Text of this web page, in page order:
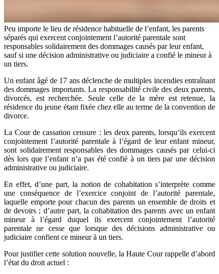
Peu importe le lieu de résidence habituelle de l’enfant, les parents
séparés qui exercent conjointement l’autorité parentale sont
responsables solidairement des dommages causés par leur enfant,
sauf si une décision administrative ou judiciaire a confié le mineur à
un tiers.
Un enfant âgé de 17 ans déclenche de multiples incendies entraînant
des dommages importants. La responsabilité civile des deux parents,
divorcés, est recherchée. Seule celle de la mère est retenue, la
résidence du jeune étant fixée chez elle au terme de la convention de
divorce.
La Cour de cassation censure : les deux parents, lorsqu’ils exercent
conjointement l’autorité parentale à l’égard de leur enfant mineur,
sont solidairement responsables des dommages causés par celui-ci
dès lors que l’enfant n’a pas été confié à un tiers par une décision
administrative ou judiciaire.
En effet, d’une part, la notion de cohabitation s’interprète comme
une conséquence de l’exercice conjoint de l’autorité parentale,
laquelle emporte pour chacun des parents un ensemble de droits et
de devoirs ; d’autre part, la cohabitation des parents avec un enfant
mineur à l’égard duquel ils exercent conjointement l’autorité
parentale ne cesse que lorsque des décisions administrative ou
judiciaire confient ce mineur à un tiers.
Pour justifier cette solution nouvelle, la Haute Cour rappelle d’abord
l’état du droit actuel :